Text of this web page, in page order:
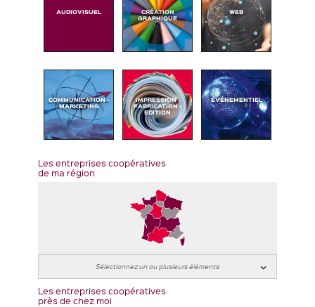
AUDIOVISUEL CRÉATION
GRAPHIQUE
WEB
COMMUNICATION -
MARKETING
IMPRESSION -
FABRICATION -
EDITION
ÉVÉNEMENTIEL
Les entreprises coopératives
de ma région
Les entreprises coopératives
près de chez moi